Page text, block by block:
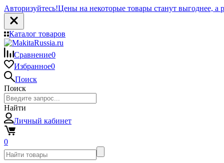
Авторизуйтесь!Цены на некоторые товары станут выгоднее, а
Каталог товаров
Сравнение0
Избранное0
Поиск
Поиск
Найти
Личный кабинет
0